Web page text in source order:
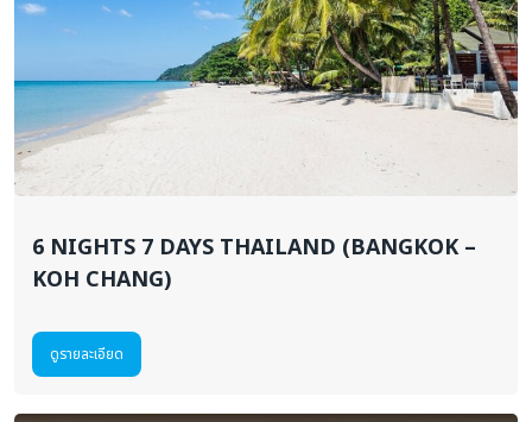
6 NIGHTS 7 DAYS THAILAND (BANGKOK –
KOH CHANG)
ดูรายละเอียด